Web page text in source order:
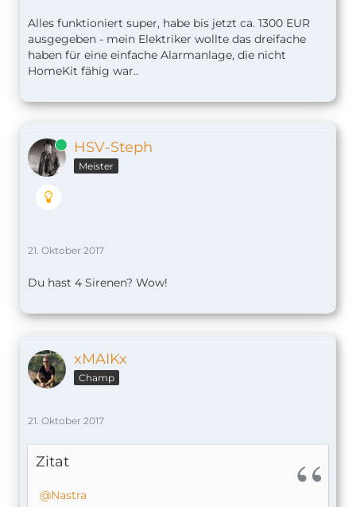
Alles funktioniert super, habe bis jetzt ca. 1300 EUR
ausgegeben - mein Elektriker wollte das dreifache
haben für eine einfache Alarmanlage, die nicht
HomeKit fähig war..
Online HSV-Steph
Meister
21. Oktober 2017
Du hast 4 Sirenen? Wow!
xMAIKx
Champ
21. Oktober 2017
Zitat
Nastra